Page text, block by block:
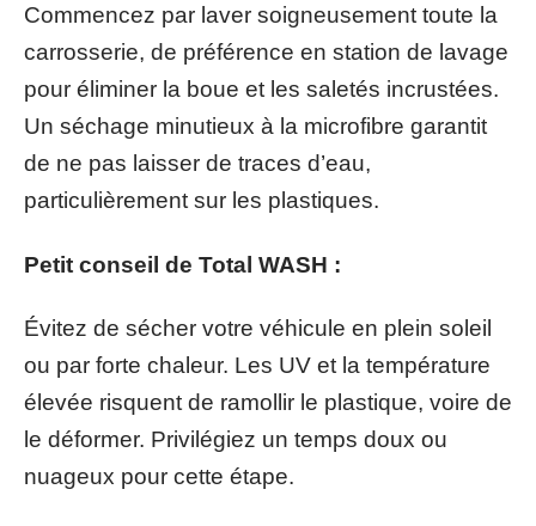
Commencez par laver soigneusement toute la
carrosserie, de préférence en station de lavage
pour éliminer la boue et les saletés incrustées.
Un séchage minutieux à la microfibre garantit
de ne pas laisser de traces d’eau,
particulièrement sur les plastiques.
Petit conseil de Total WASH :
Évitez de sécher votre véhicule en plein soleil
ou par forte chaleur. Les UV et la température
élevée risquent de ramollir le plastique, voire de
le déformer. Privilégiez un temps doux ou
nuageux pour cette étape.